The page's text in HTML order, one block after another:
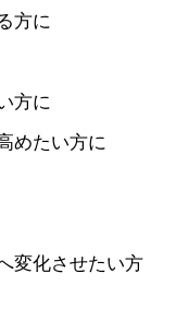
方に
方に
めたい方に
変化させたい方